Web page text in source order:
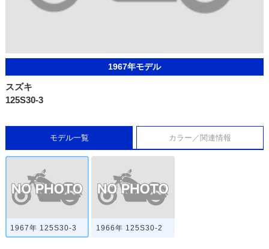
1967年モデル
スズキ
125S30-3
モデル一覧 カラー／関連情報
1967年 125S30-3 1966年 125S30-2